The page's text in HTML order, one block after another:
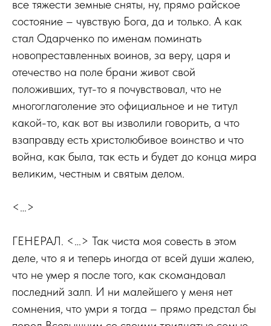
все тяжести земные сняты, ну, прямо райское
состояние – чувствую Бога, да и только. А как
стал Одарченко по именам поминать
новопреставленных воинов, за веру, царя и
отечество на поле брани живот свой
положивших, тут-то я почувствовал, что не
многоглаголение это официальное и не титул
какой-то, как вот вы изволили говорить, а что
взаправду есть христолюбивое воинство и что
война, как была, так есть и будет до конца мира
великим, честным и святым делом.
<…>
ГЕНЕРАЛ. <…> Так чиста моя совесть в этом
деле, что я и теперь иногда от всей души жалею,
что не умер я после того, как скомандовал
последний залп. И ни малейшего у меня нет
сомнения, что умри я тогда – прямо предстал бы